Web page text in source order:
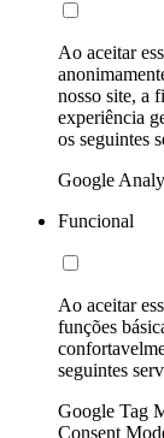
Ao aceitar
nosso site, a
experiência
os seguintes
Google
Funcional
Ao aceitar
funções
seguintes
Google Tag
Consent